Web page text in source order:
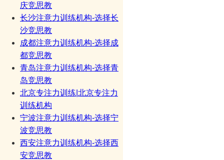
庆竞思教
长沙注意力训练机构-选择长
沙竞思教
成都注意力训练机构-选择成
都竞思教
青岛注意力训练机构-选择青
岛竞思教
北京专注力训练|北京专注力
训练机构
宁波注意力训练机构-选择宁
波竞思教
西安注意力训练机构-选择西
安竞思教